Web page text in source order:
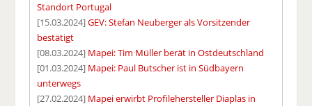
Standort Portugal
[15.03.2024]GEV: Stefan Neuberger als Vorsitzender
bestätigt
[08.03.2024] Mapei: Tim Müller berät in Ostdeutschland
[01.03.2024] Mapei: Paul Butscher ist in Südbayern
unterwegs
[27.02.2024] Mapei erwirbt Profilehersteller Diaplas in